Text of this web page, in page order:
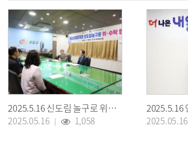
2025.5.16 신도림 놀구로 위수탁협약식
2025.05.16
1,058
2025.05.16